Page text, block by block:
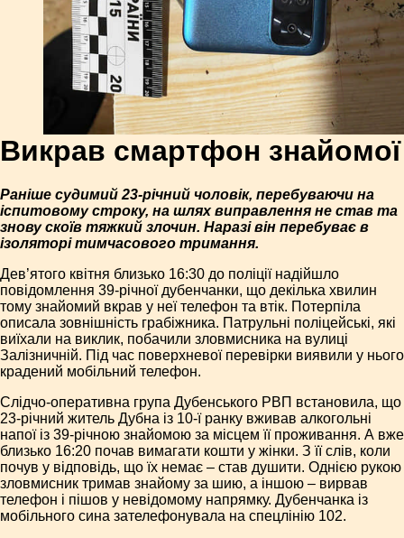
Викрав смартфон знайомої
Раніше судимий 23-річний чоловік, перебуваючи на
іспитовому строку, на шлях виправлення не став та
знову скоїв тяжкий злочин. Наразі він перебуває в
ізоляторі тимчасового тримання.
Дев’ятого квітня близько 16:30 до поліції надійшло
повідомлення 39-річної дубенчанки, що декілька хвилин
тому знайомий вкрав у неї телефон та втік. Потерпіла
описала зовнішність грабіжника. Патрульні поліцейські, які
виїхали на виклик, побачили зловмисника на вулиці
Залізничній. Під час поверхневої перевірки виявили у нього
крадений мобільний телефон.
Слідчо-оперативна група Дубенського РВП встановила, що
23-річний житель Дубна із 10-ї ранку вживав алкогольні
напої із 39-річною знайомою за місцем її проживання. А вже
близько 16:20 почав вимагати кошти у жінки. З її слів, коли
почув у відповідь, що їх немає – став душити. Однією рукою
зловмисник тримав знайому за шию, а іншою – вирвав
телефон і пішов у невідомому напрямку. Дубенчанка із
мобільного сина зателефонувала на спецлінію 102.